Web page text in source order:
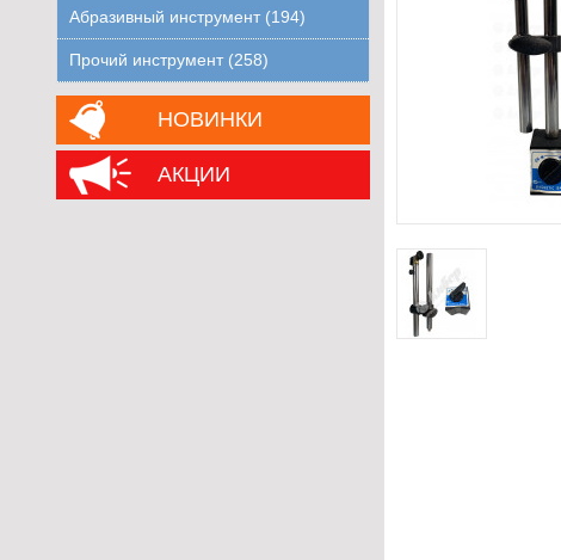
Абразивный инструмент (194)
Прочий инструмент (258)
НОВИНКИ
АКЦИИ